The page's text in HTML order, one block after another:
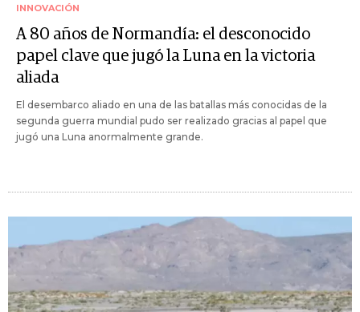
INNOVACIÓN
A 80 años de Normandía: el desconocido
papel clave que jugó la Luna en la victoria
aliada
El desembarco aliado en una de las batallas más conocidas de la
segunda guerra mundial pudo ser realizado gracias al papel que
jugó una Luna anormalmente grande.